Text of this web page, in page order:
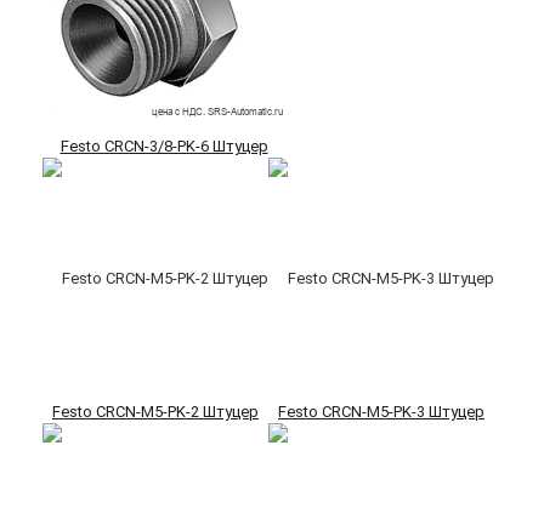
Festo CRCN-3/8-PK-6 Штуцер
Festo CRCN-M5-PK-2 Штуцер Festo CRCN-M5-PK-3 Штуцер